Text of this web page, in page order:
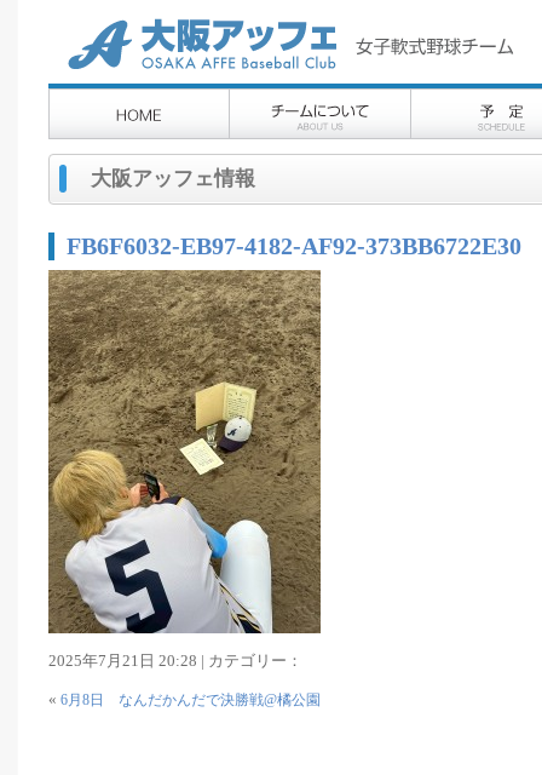
大阪アッフェ情報
FB6F6032-EB97-4182-AF92-373BB6722E30
2025年7月21日 20:28 | カテゴリー：
« 6月8日 なんだかんだで決勝戦@橘公園